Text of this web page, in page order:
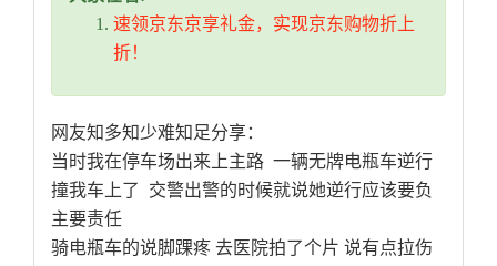
速领京东京享礼金，实现京东购物折上
折！
网友知多知少难知足分享：
当时我在停车场出来上主路 一辆无牌电瓶车逆行
撞我车上了 交警出警的时候就说她逆行应该要负
主要责任
骑电瓶车的说脚踝疼 去医院拍了个片 说有点拉伤